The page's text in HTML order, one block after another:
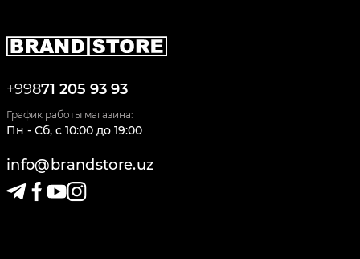
+99871 205 93 93
График работы магазина:
Пн - Сб, c 10:00 до 19:00
info@brandstore.uz